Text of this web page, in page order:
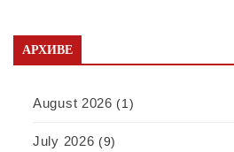
АРХИВЕ
August 2026 (1)
July 2026 (9)